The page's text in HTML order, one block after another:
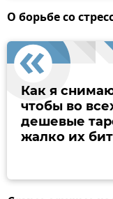
О борьбе со
Как я
чтобы во
дешевые
жалко их